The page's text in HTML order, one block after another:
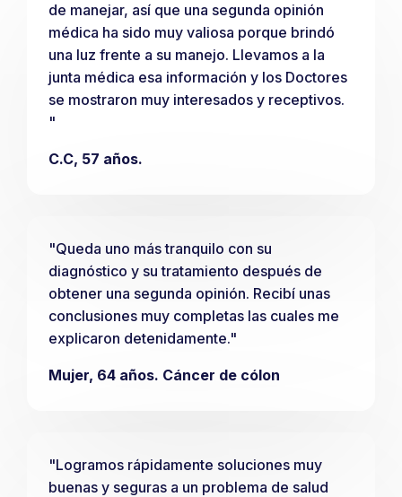
de manejar, así que una segunda opinión
médica ha sido muy valiosa porque brindó
una luz frente a su manejo. Llevamos a la
junta médica esa información y los Doctores
se mostraron muy interesados y receptivos.
"
C.C, 57 años.
"Queda uno más tranquilo con su
diagnóstico y su tratamiento después de
obtener una segunda opinión. Recibí unas
conclusiones muy completas las cuales me
explicaron detenidamente."
Mujer, 64 años. Cáncer de cólon
"Logramos rápidamente soluciones muy
buenas y seguras a un problema de salud